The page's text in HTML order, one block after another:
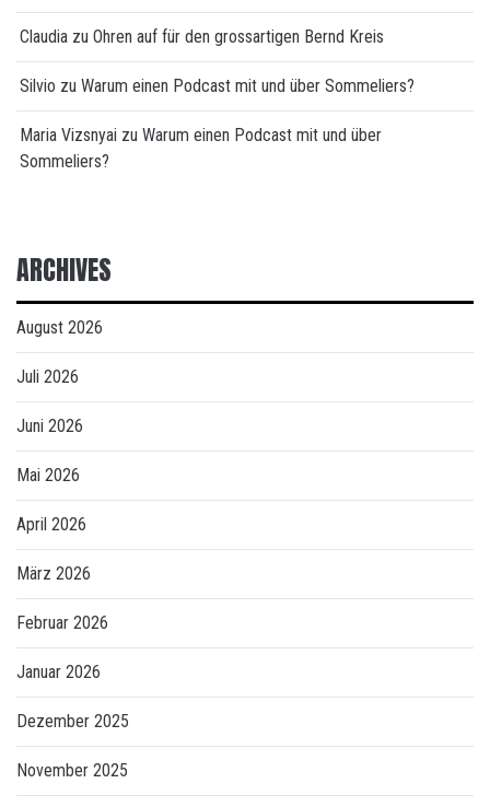
Claudia zu Ohren auf für den grossartigen Bernd Kreis
Silvio zu Warum einen Podcast mit und über Sommeliers?
Maria Vizsnyai zu Warum einen Podcast mit und über
Sommeliers?
ARCHIVES
August 2026
Juli 2026
Juni 2026
Mai 2026
April 2026
März 2026
Februar 2026
Januar 2026
Dezember 2025
November 2025